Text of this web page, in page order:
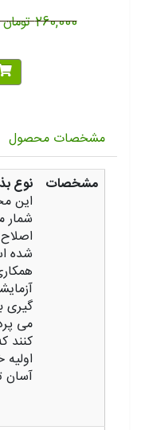
260,000 تومان
مشخصات محصول
مشخصات
نوع
این
شده
گیری
می
کنند
آسان